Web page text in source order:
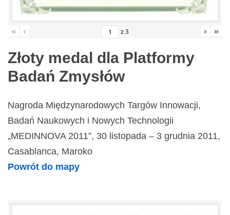
« ‹ z3 › »
Złoty medal dla Platformy
Badań Zmysłów
Nagroda Międzynarodowych Targów Innowacji,
Badań Naukowych i Nowych Technologii
„MEDINNOVA 2011”, 30 listopada – 3 grudnia 2011,
Casablanca, Maroko
Powrót do mapy